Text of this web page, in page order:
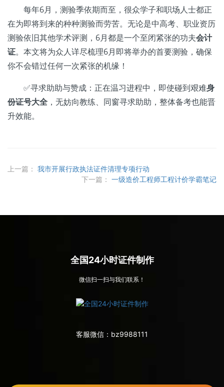
每年6月，测验季依期而至，很众学子和职场人士都正
在为即将到来的种种测验而劳苦。无论是中高考、职业资历
测验依旧其他学术评测，6月都是一个至闭紧张的功夫会计
证。本文将为众人详尽梳理6月即将举办的首要测验，确保
你不会错过任何一次紧张的机缘！
✅寻求助助与赞成：正在温习进程中，即使碰到艰难身
份证号大全 ，无妨向教练、同窗寻求助助，整体备考也能晋
升效能。
上一篇： 我市开展行政执法证件清理专项行动
下一篇： 一级造价工程师工程计价学霸笔记
全国24小时证件制作
微信扫一扫与我们联系！
客服微信： bz9988111